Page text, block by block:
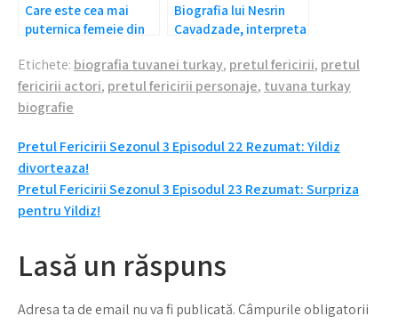
Care este cea mai
puternica femeie din
Biografia lui Nesrin
Cavadzade, interpreta
Fericirii
Etichete: biografia tuvanei turkay, pretul fericirii, pretul
fericirii actori, pretul fericirii personaje, tuvana turkay
biografie
Navigare
în
articole
Pretul Fericirii Sezonul 3 Episodul 22 Rezumat: Yildiz
divorteaza!
Pretul Fericirii Sezonul 3 Episodul 23 Rezumat: Surpriza
pentru Yildiz!
Lasă un răspuns
Adresa ta de email nu va fi publicată.Câmpurile obligatorii